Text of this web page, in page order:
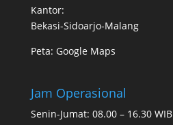
Kantor:
Bekasi-Sidoarjo-Malang
Peta: Google Maps
Jam Operasional
Senin-Jumat: 08.00 – 16.30 WIB